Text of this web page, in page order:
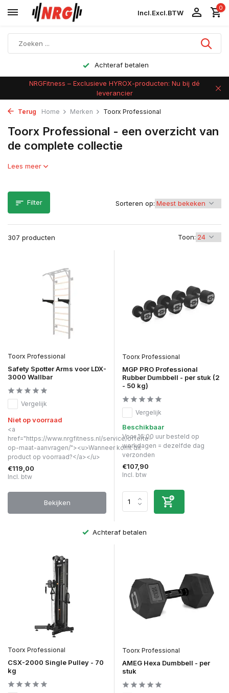
Incl.Excl.BTW
0
Achteraf betalen
NRGFitness – Exclusieve HYROX-producten: Nu bij dé
leverancier
Terug Home Merken Toorx Professional
Toorx Professional - een overzicht van
de complete collectie
Lees meer
Filter
307 producten Toon:
Sorteren op:
Toorx Professional
Safety Spotter Arms voor LDX-
3000 Wallbar
Vergelijk
Niet op voorraad
<a
href="https://www.nrgfitness.nl/service/offerte-
op-maat-aanvragen/"><u>Wanneer komt dit
product op voorraad?</a></u>
€119,00
Incl. btw
Bekijken
Toorx Professional
MGP PRO Professional
Rubber Dumbbell - per stuk (2
- 50 kg)
Vergelijk
Beschikbaar
Voor 16:00 uur besteld op
werkdagen = dezelfde dag
verzonden
€107,90
Incl. btw
Achteraf betalen
Toorx Professional
CSX-2000 Single Pulley - 70
kg
Toorx Professional
AMEG Hexa Dumbbell - per
stuk